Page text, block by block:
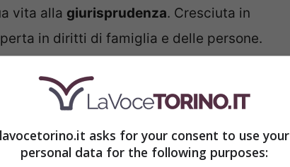
vita alla giurisprudenza. Cresciuta in
in diritti di famiglia e delle persone.
lavocetorino.it asks for your consent to use your
personal data for the following purposes: